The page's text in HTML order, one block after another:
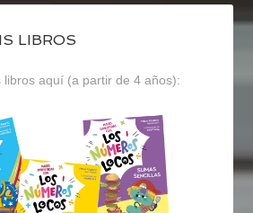
LIBROS
libros aquí (a partir de 4 años):